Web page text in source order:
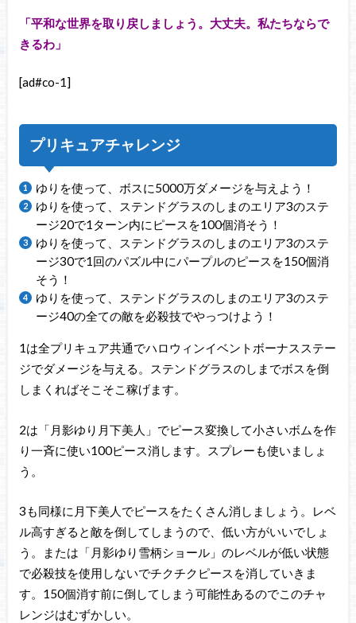
「平和な世界を取り戻しましょう。大丈夫。私たちならで
きるわ」
[ad#co-1]
プリキュアチャレンジ
ゆりを使って、ボスに5000万ダメージを与えよう！
ゆりを使って、ステンドグラスのしまのエリア3のステ
ージ20で1ターン内にピースを100個消そう！
ゆりを使って、ステンドグラスのしまのエリア3のステ
ージ30で1回のパズル中にパープルのピースを150個消
そう！
ゆりを使って、ステンドグラスのしまのエリア3のステ
ージ40の全ての敵を必殺技でやっつけよう！
1は全プリキュア共通でハロウィンイベントボーナスステー
ジでダメージを与える。ステンドグラスのしまでボスを倒
しまくればそこそこ稼げます。
2は「月影ゆり月下美人」でピース変換して小さいボムを作
り一斉に使い100ピース消します。スプレーも使いましょ
う。
3も同様に月下美人でピースをたくさん消しましょう。レベ
ル高すぎると敵を倒してしまうので、低い方がいいでしょ
う。または「月影ゆり雪柄ショール」のレベルが低い状態
で必殺技を使用しないでチクチクピースを消していきま
す。150個消す前に倒してしまう可能性あるのでこのチャ
レンジはむずかしい。